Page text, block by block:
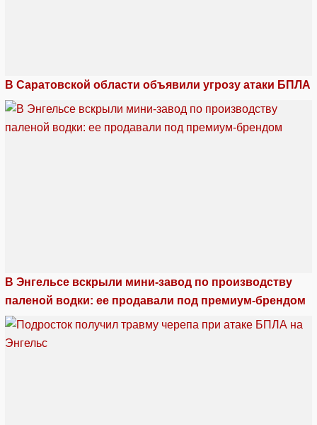
В Саратовской области объявили угрозу атаки БПЛА
В Энгельсе вскрыли мини-завод по производству
паленой водки: ее продавали под премиум-брендом